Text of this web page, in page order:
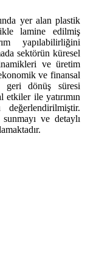
yer alan plastik
lamine edilmiş
yapılabilirliğini
sektörün küresel
ve üretim
ve finansal
geri dönüş süresi
etkiler ile yatırımın
ve detaylı